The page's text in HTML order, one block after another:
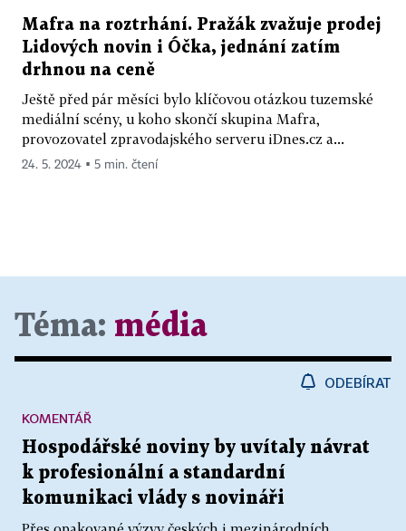
Mafra na roztrhání. Pražák zvažuje prodej
Lidových novin i Óčka, jednání zatím
drhnou na ceně
Ještě před pár měsíci bylo klíčovou otázkou tuzemské
mediální scény, u koho skončí skupina Mafra,
provozovatel zpravodajského serveru iDnes.cz a...
24. 5. 2024 ▪ 5 min. čtení
Téma: média
ODEBÍRAT
Hospodářské noviny by uvítaly návrat
k profesionální a standardní
komunikaci vlády s novináři
KOMENTÁŘ